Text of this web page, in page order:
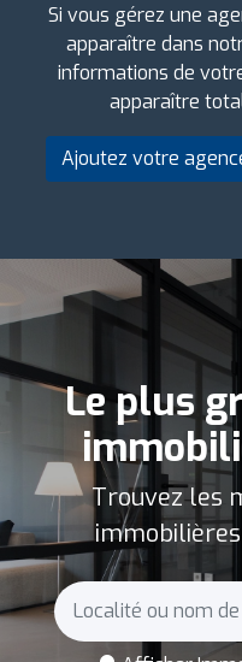
Si vous gérez une
apparaître dans
informations de
apparaître
Ajoutez votre
Le plus
Trouvez les